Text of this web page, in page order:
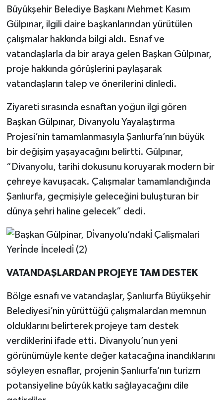
Büyükşehir Belediye Başkanı Mehmet Kasım
Gülpınar, ilgili daire başkanlarından yürütülen
çalışmalar hakkında bilgi aldı. Esnaf ve
vatandaşlarla da bir araya gelen Başkan Gülpınar,
proje hakkında görüşlerini paylaşarak
vatandaşların talep ve önerilerini dinledi.
Ziyareti sırasında esnaftan yoğun ilgi gören
Başkan Gülpınar, Divanyolu Yayalaştırma
Projesi’nin tamamlanmasıyla Şanlıurfa’nın büyük
bir değişim yaşayacağını belirtti. Gülpınar,
“Divanyolu, tarihi dokusunu koruyarak modern bir
çehreye kavuşacak. Çalışmalar tamamlandığında
Şanlıurfa, geçmişiyle geleceğini buluşturan bir
dünya şehri haline gelecek” dedi.
VATANDAŞLARDAN PROJEYE TAM DESTEK
Bölge esnafı ve vatandaşlar, Şanlıurfa Büyükşehir
Belediyesi’nin yürüttüğü çalışmalardan memnun
olduklarını belirterek projeye tam destek
verdiklerini ifade etti. Divanyolu’nun yeni
görünümüyle kente değer katacağına inandıklarını
söyleyen esnaflar, projenin Şanlıurfa’nın turizm
potansiyeline büyük katkı sağlayacağını dile